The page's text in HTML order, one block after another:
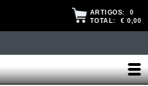
ARTIGOS: 0
TOTAL: € 0,00